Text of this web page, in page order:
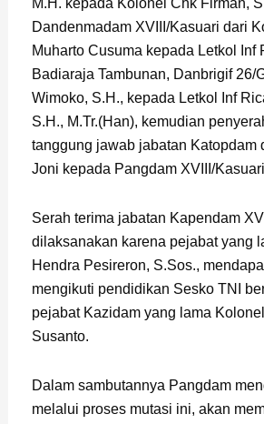
M.H. kepada Kolonel Chk Firman,
Dandenmadam XVIII/Kasuari dari
Muharto Cusuma kepada Letkol Inf
Badiaraja Tambunan, Danbrigif 26/
Wimoko, S.H., kepada Letkol Inf
S.H., M.Tr.(Han), kemudian
tanggung jawab jabatan Katopdam
Joni kepada Pangdam XVIII/
Serah terima jabatan Kapendam
dilaksanakan karena pejabat yang
Hendra Pesireron, S.Sos.,
mengikuti pendidikan Sesko TNI
pejabat Kazidam yang lama
Susanto.
Dalam sambutannya Pangdam
melalui proses mutasi ini, akan